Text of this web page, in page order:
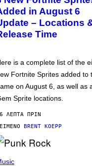
in August 6
– Locations
Time
is a complete list of the
Fortnite Sprites added to
on August 6, as well as
Sprite locations.
ΛΕΠΤΆ ΠΡΙΝ
BRENT KOEPP